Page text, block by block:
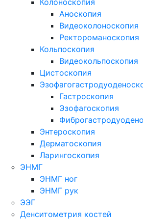
Колоноскопия
Аноскопия
Видеоколоноскопия
Ректороманоскопия
Кольпоскопия
Видеокольпоскопия
Цистоскопия
Гастроскопия
Эзофагоскопия
Энтероскопия
Дерматоскопия
Ларингоскопия
ЭНМГ
ЭНМГ ног
ЭНМГ рук
ЭЭГ
Денситометрия костей